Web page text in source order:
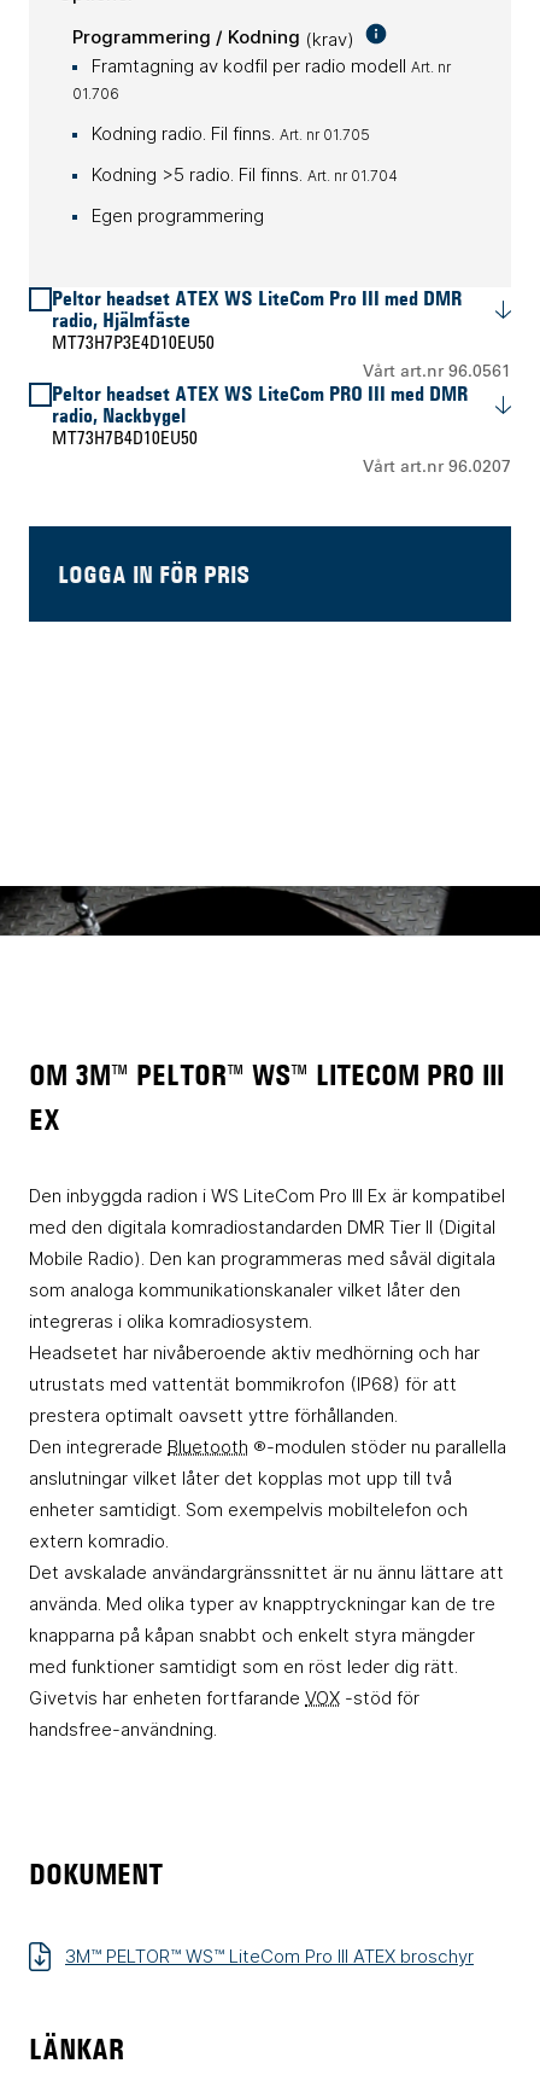
Programmering / Kodning (krav)
Framtagning av kodfil per radio modell Art. nr
01.706
Kodning radio. Fil finns. Art. nr 01.705
Kodning >5 radio. Fil finns. Art. nr 01.704
Egen programmering
Peltor headset ATEX WS LiteCom Pro III med DMR
radio, Hjälmfäste
MT73H7P3E4D10EU50
Vårt art.nr 96.0561
Peltor headset ATEX WS LiteCom PRO III med DMR
radio, Nackbygel
MT73H7B4D10EU50
Vårt art.nr 96.0207
LOGGA IN FÖR PRIS
OM 3M™ PELTOR™ WS™ LITECOM PRO III
EX
Den inbyggda radion i WS LiteCom Pro III Ex är kompatibel
med den digitala komradiostandarden DMR Tier II (Digital
Mobile Radio). Den kan programmeras med såväl digitala
som analoga kommunikationskanaler vilket låter den
integreras i olika komradiosystem.
Headsetet har nivåberoende aktiv medhörning och har
utrustats med vattentät bommikrofon (IP68) för att
prestera optimalt oavsett yttre förhållanden.
Den integrerade Bluetooth ®-modulen stöder nu parallella
anslutningar vilket låter det kopplas mot upp till två
enheter samtidigt. Som exempelvis mobiltelefon och
extern komradio.
Det avskalade användargränssnittet är nu ännu lättare att
använda. Med olika typer av knapptryckningar kan de tre
knapparna på kåpan snabbt och enkelt styra mängder
med funktioner samtidigt som en röst leder dig rätt.
Givetvis har enheten fortfarande VOX -stöd för
handsfree-användning.
DOKUMENT
3M™ PELTOR™ WS™ LiteCom Pro III ATEX broschyr
LÄNKAR